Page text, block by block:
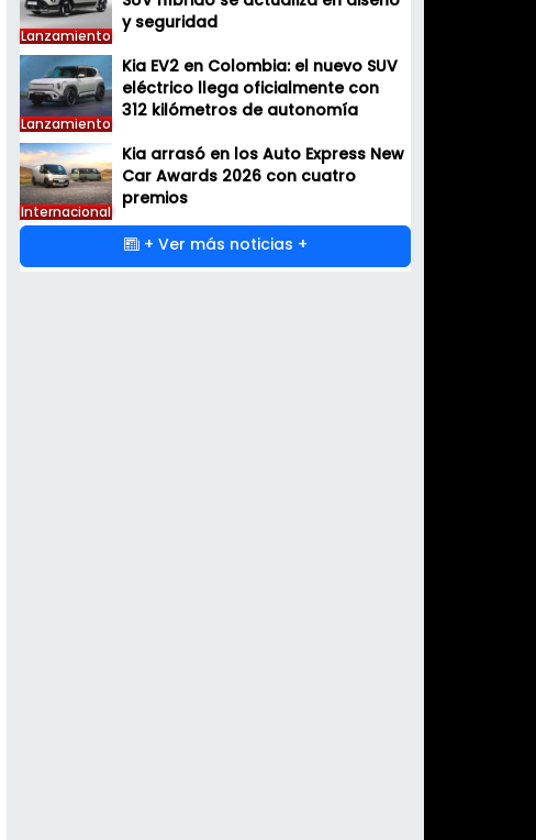
Lanzamiento
y seguridad
Lanzamiento
Kia EV2 en Colombia: el nuevo SUV
eléctrico llega oficialmente con
312 kilómetros de autonomía
Internacional
Kia arrasó en los Auto Express New
Car Awards 2026 con cuatro
premios
+ Ver más noticias +